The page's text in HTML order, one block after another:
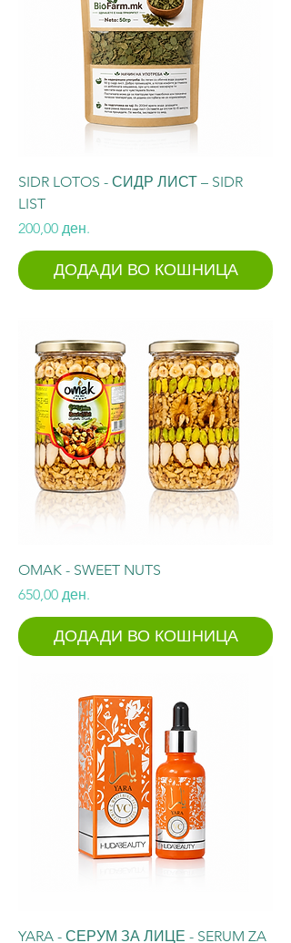
SIDR LOTOS - СИДР ЛИСТ – SIDR
LIST
Price
200,00 ден.
ДОДАДИ ВО КОШНИЦА
OMAK - SWEET NUTS
Price
650,00 ден.
ДОДАДИ ВО КОШНИЦА
YARA - СЕРУМ ЗА ЛИЦЕ - SERUM ZA